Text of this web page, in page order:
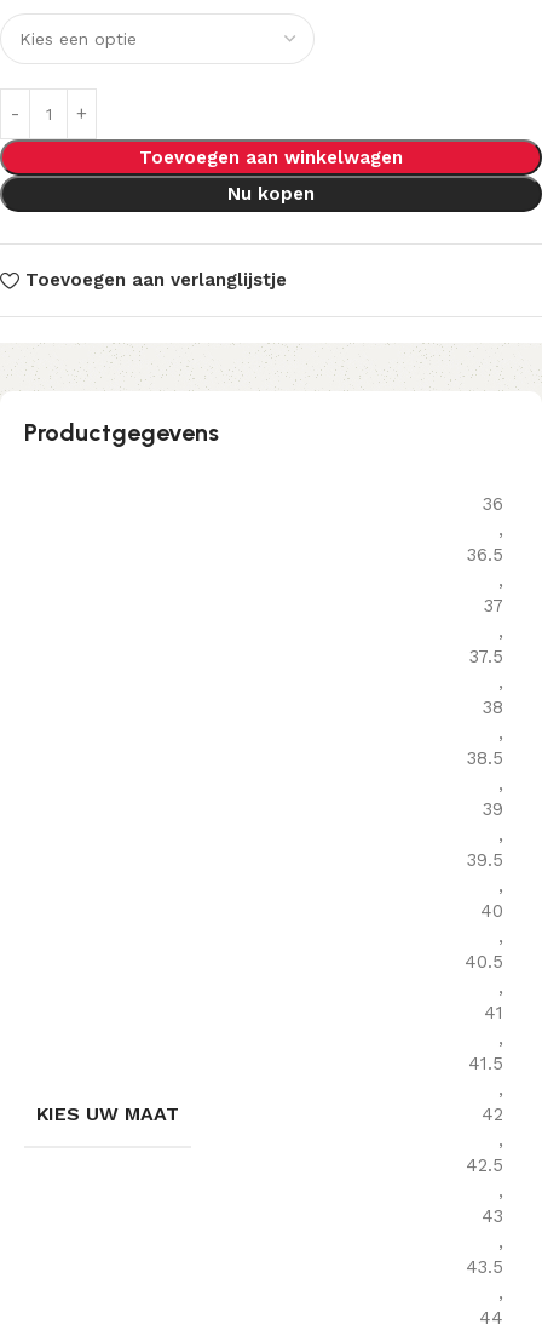
Toevoegen aan winkelwagen
Nu kopen
Toevoegen aan verlanglijstje
Productgegevens
KIES UW MAAT
36
,
36.5
,
37
,
37.5
,
38
,
38.5
,
39
,
39.5
,
40
,
40.5
,
41
,
41.5
,
42
,
42.5
,
43
,
43.5
,
44